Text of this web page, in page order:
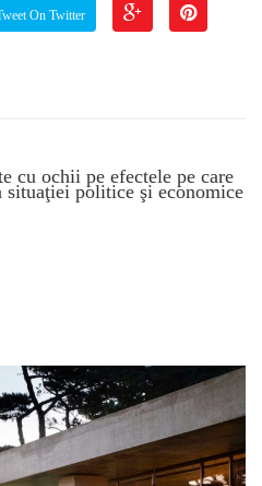
On Twitter
cu ochii pe efectele pe care
situaţiei politice şi economice